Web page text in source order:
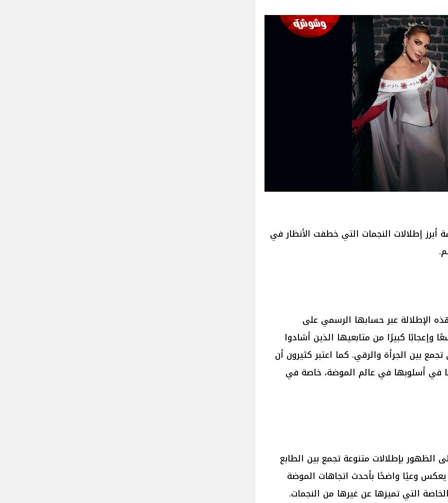
إطلالات النجمات التي خطفت الأنظار في
الإطلالة عبر حسابها الرسمي على
وإعجابًا كبيرًا من متابعيها الذين أشادوا
تجمع بين الجرأة والرقي. كما اعتبر كثيرون أن
في أسلوبها في عالم الموضة، خاصة في
الظهور بإطلالات متنوعة تجمع بين الطابع
وعيًا واضحًا بأحدث اتجاهات الموضة
التي تميزها عن غيرها من النجمات.